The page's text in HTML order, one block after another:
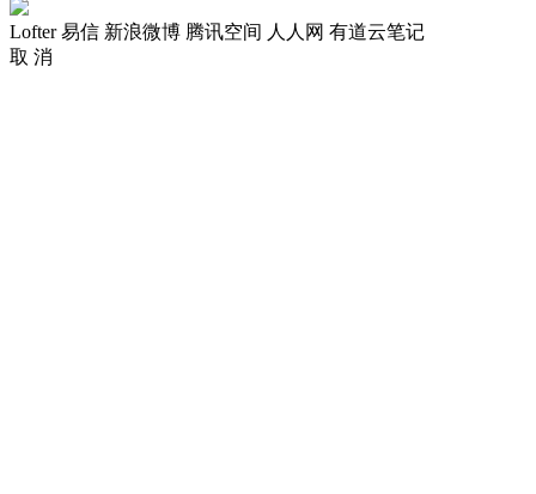
Lofter 易信 新浪微博 腾讯空间 人人网 有道云笔记
取 消